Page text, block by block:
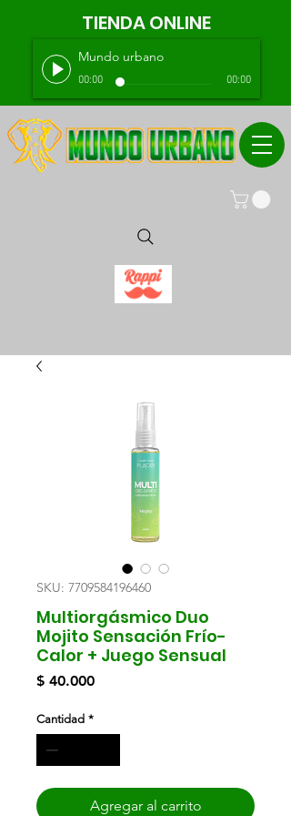
TIENDA ONLINE
Mundo urbano
00:00 00:00
SKU: 7709584196460
Multiorgásmico Duo
Mojito Sensación Frío-
Calor + Juego Sensual
$ 40.000Precio
Cantidad *
Agregar al carrito